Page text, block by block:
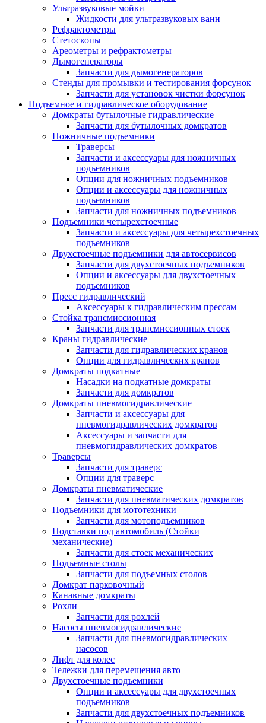
Ультразвуковые мойки
Жидкости для ультразвуковых ванн
Рефрактометры
Стетоскопы
Ареометры и рефрактометры
Дымогенераторы
Запчасти для дымогенераторов
Стенды для промывки и тестирования форсунок
Запчасти для установок чистки форсунок
Подъемное и гидравлическое оборудование
Домкраты бутылочные гидравлические
Запчасти для бутылочных домкратов
Ножничные подъемники
Траверсы
Запчасти и аксессуары для ножничных
подъемников
Опции для ножничных подъемников
Опции и аксессуары для ножничных
подъемников
Запчасти для ножничных подъемников
Подъемники четырехстоечные
Запчасти и аксессуары для четырехстоечных
подъемников
Двухстоечные подъемники для автосервисов
Запчасти для двухстоечных подъемников
Опции и аксессуары для двухстоечных
подъемников
Пресс гидравлический
Аксессуары к гидравлическим прессам
Стойка трансмиссионная
Запчасти для трансмиссионных стоек
Краны гидравлические
Запчасти для гидравлических кранов
Опции для гидравлических кранов
Домкраты подкатные
Насадки на подкатные домкраты
Запчасти для домкратов
Домкраты пневмогидравлические
Запчасти и аксессуары для
пневмогидравлических домкратов
Аксессуары и запчасти для
пневмогидравлических домкратов
Траверсы
Запчасти для траверс
Опции для траверс
Домкраты пневматические
Запчасти для пневматических домкратов
Подъемники для мототехники
Запчасти для мотоподъемников
Подставки под автомобиль (Стойки
механические)
Запчасти для стоек механических
Подъемные столы
Запчасти для подъемных столов
Домкрат парковочный
Канавные домкраты
Рохли
Запчасти для рохлей
Насосы пневмогидравлические
Запчасти для пневмогидравлических
насосов
Лифт для колес
Тележки для перемещения авто
Двухстоечные подъемники
Опции и аксессуары для двухстоечных
подъемников
Запчасти для двухстоечных подъемников